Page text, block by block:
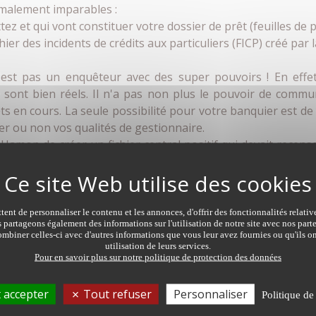
imparables :
et qui vont constituer votre dossier de prêt (feuilles de
des incidents de crédits aux particuliers (FICP) créé par
pas un enquêteur avec des super pouvoirs ! En
bien réels. Il n'a pas non plus le pouvoir de
en cours. La seule possibilité pour votre banquier est
ou non vos qualités de gestionnaire.
de créer un fichier central positif qui devait
contre le surendettement et empêcher les nouveaux
a estimé que ce fichier portait atteinte au
cette relation avec votre banque est basée sur la
FICP
pendant 60 j ;
l'emprunteur pour défaut de paiement ;
de personnaliser le contenu et les annonces, d'offrir des fonctionnalités
également des informations sur l'utilisation de notre site avec nos
celles-ci avec d'autres informations que vous leur avez fournies ou qu'ils
utilisation de leurs services.
Pour en savoir plus sur notre politique de protection des données
Tout refuser Personnaliser Politique